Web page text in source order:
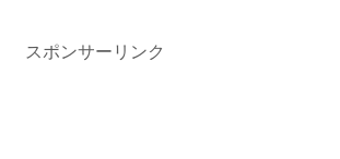
スポンサーリンク